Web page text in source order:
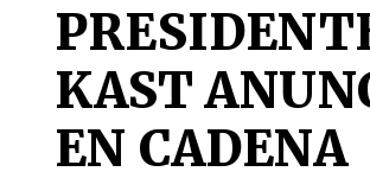
KAST
EN CADENA